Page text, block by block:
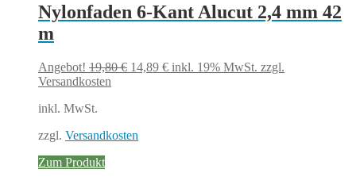
Nylonfaden 6-Kant Alucut 2,4 mm 42
m
Angebot! 19,80€ Ursprünglicher
14,89 €Aktueller
inkl. 19% MwSt. zzgl.
Versandkosten
inkl. MwSt.
zzgl. Versandkosten
Zum Produkt